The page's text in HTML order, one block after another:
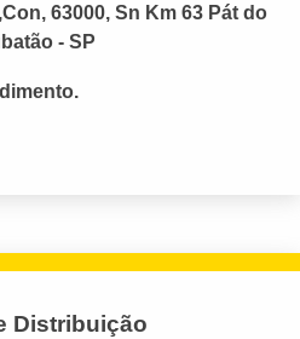
63000, Sn Km 63 Pát do
- SP
Distribuição